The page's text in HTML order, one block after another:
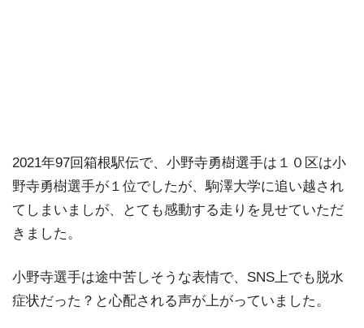
2021年97回箱根駅伝で、小野寺勇樹選手は１０区は小
野寺勇樹選手が１位でしたが、駒澤大学に追い越され
てしまいましが、とても感動する走りを見せていただ
きました。
小野寺選手は途中苦しそうな表情で、SNS上でも脱水
症状だった？と心配される声が上がっていました。